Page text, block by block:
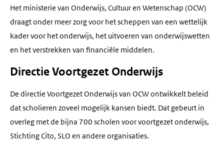
Het ministerie van Onderwijs, Cultuur en Wetenschap (OCW)
draagt onder meer zorg voor het scheppen van een wettelijk
kader voor het onderwijs, het uitvoeren van onderwijswetten
en het verstrekken van financiële middelen.
Directie Voortgezet Onderwijs
De directie Voortgezet Onderwijs van OCW ontwikkelt beleid
dat scholieren zoveel mogelijk kansen biedt. Dat gebeurt in
overleg met de bijna 700 scholen voor voortgezet onderwijs,
Stichting Cito, SLO en andere organisaties.